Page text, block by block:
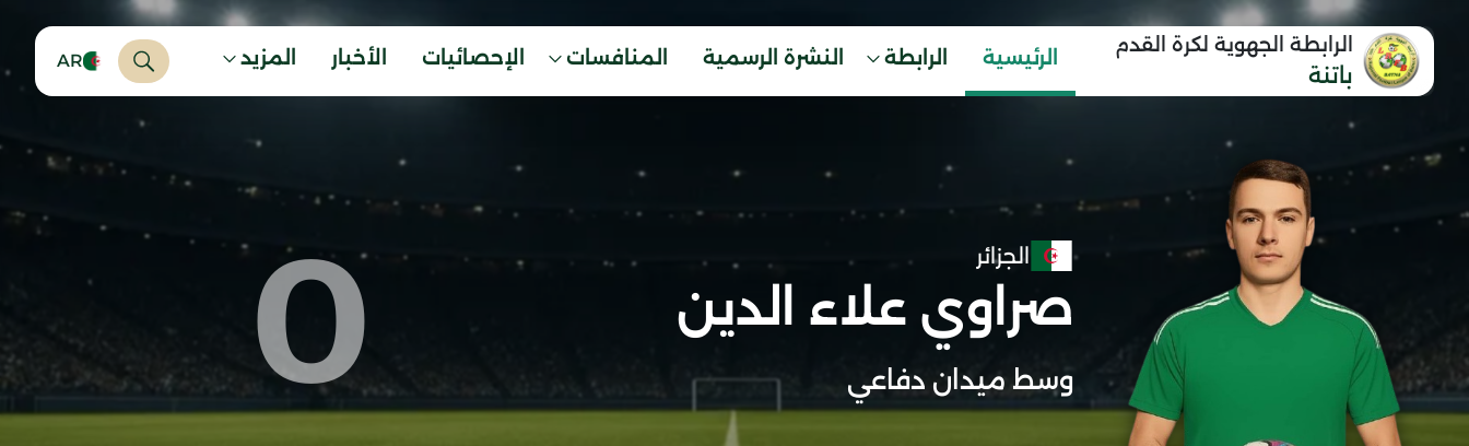
الرابطة الجهوية لكرة القدم
باتنة
الرئيسية الرابطة النشرة الرسمية المنافسات الإحصائيات الأخبار المزيد AR
الجزائر
صراوي علاء الدين
وسط ميدان دفاعي 0